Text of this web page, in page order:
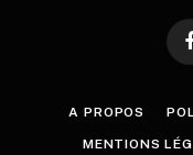
A PROPOS
MENTIONS